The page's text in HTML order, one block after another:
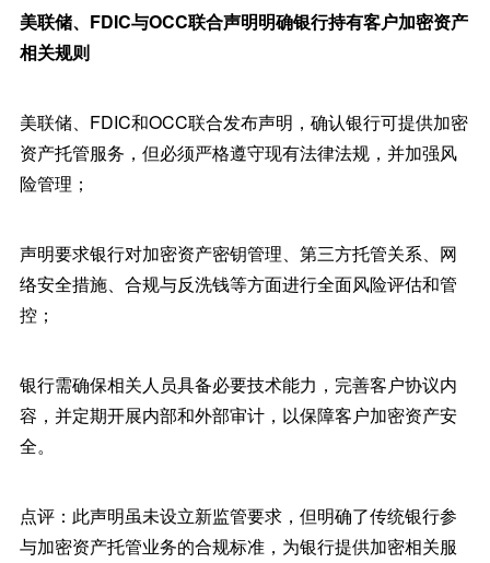
美联储、FDIC与OCC联合声明明确银行持有客户加密资产
相关规则
美联储、FDIC和OCC联合发布声明，确认银行可提供加密
资产托管服务，但必须严格遵守现有法律法规，并加强风
险管理；
声明要求银行对加密资产密钥管理、第三方托管关系、网
络安全措施、合规与反洗钱等方面进行全面风险评估和管
控；
银行需确保相关人员具备必要技术能力，完善客户协议内
容，并定期开展内部和外部审计，以保障客户加密资产安
全。
点评：此声明虽未设立新监管要求，但明确了传统银行参
与加密资产托管业务的合规标准，为银行提供加密相关服